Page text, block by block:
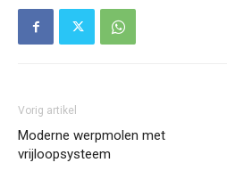
Vorig artikel
Moderne werpmolen met
vrijloopsysteem